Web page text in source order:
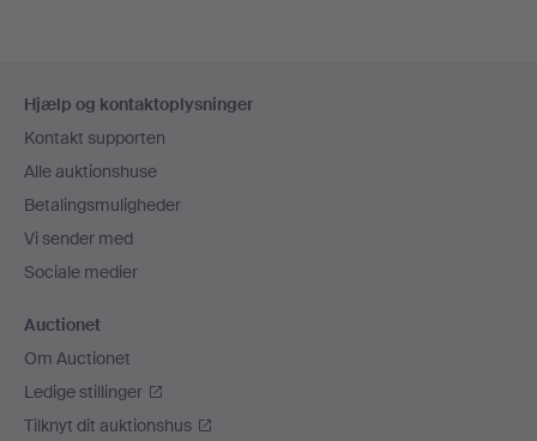
Hjælp og kontaktoplysninger
Kontakt supporten
Alle auktionshuse
Betalingsmuligheder
Vi sender med
Sociale medier
Auctionet
Om Auctionet
Ledige stillinger
Tilknyt dit auktionshus